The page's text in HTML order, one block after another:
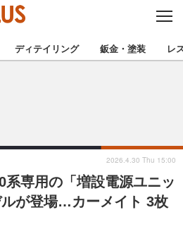
C
S
E
厳選プロショップを地域から探す
北陸
関西
ディテイリング 鈑金・塗装 レ
系専用の「増設電源ユニッ
ルが登場…カーメイト 3枚
2026.4.30 Thu 15:00